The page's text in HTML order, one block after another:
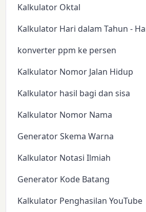
Kalkulator Oktal
Kalkulator Hari dalam Tahun -
konverter ppm ke persen
Kalkulator Nomor Jalan Hidup
Kalkulator hasil bagi dan sisa
Kalkulator Nomor Nama
Generator Skema Warna
Kalkulator Notasi Ilmiah
Generator Kode Batang
Kalkulator Penghasilan YouTube